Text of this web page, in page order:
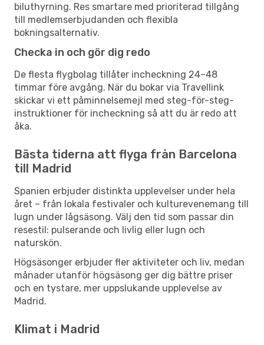
biluthyrning. Res smartare med prioriterad tillgång
till medlemserbjudanden och flexibla
bokningsalternativ.
Checka in och gör dig redo
De flesta flygbolag tillåter incheckning 24–48
timmar före avgång. När du bokar via Travellink
skickar vi ett påminnelsemejl med steg-för-steg-
instruktioner för incheckning så att du är redo att
åka.
Bästa tiderna att flyga från Barcelona
till Madrid
Spanien erbjuder distinkta upplevelser under hela
året – från lokala festivaler och kulturevenemang till
lugn under lågsäsong. Välj den tid som passar din
resestil: pulserande och livlig eller lugn och
naturskön.
Högsäsonger erbjuder fler aktiviteter och liv, medan
månader utanför högsäsong ger dig bättre priser
och en tystare, mer uppslukande upplevelse av
Madrid.
Klimat i Madrid